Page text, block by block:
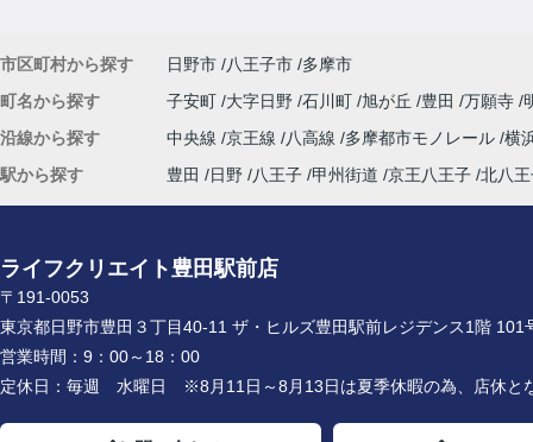
市区町村から探す 日野市 八王子市 多摩市
町名から探す
子安町 大字日野 石川町 旭が丘 豊田 万願寺
沿線から探す
中央線 京王線 八高線 多摩都市モノレール 横
駅から探す
豊田 日野 八王子 甲州街道 京王八王子 北八
ライフクリエイト豊田駅前店
〒191-0053
東京都日野市豊田３丁目40-11 ザ・ヒルズ豊田駅前レジデンス1階 101
営業時間： 9：00～18：00
定休日： 毎週 水曜日 ※8月11日～8月13日は夏季休暇の為、店休と